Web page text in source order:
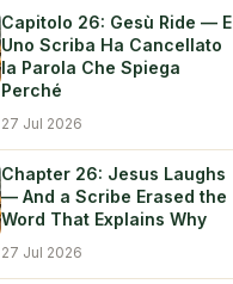
Capitolo 26: Gesù Ride — E
Uno Scriba Ha Cancellato
la Parola Che Spiega
Perché
27 Jul 2026
Chapter 26: Jesus Laughs
— And a Scribe Erased the
Word That Explains Why
27 Jul 2026